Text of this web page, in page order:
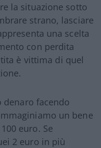
la situazione sotto
strano, lasciare
una scelta
con perdita
è vittima di quel
denaro facendo
un bene
euro. Se
2 euro in più